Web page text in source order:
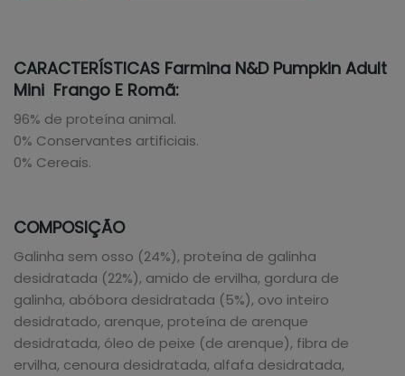
CARACTERÍSTICAS Farmina N&D Pumpkin Adult
Mini Frango E Romã:
96% de proteína animal.
0% Conservantes artificiais.
0% Cereais.
COMPOSIÇÃO
Galinha sem osso (24%), proteína de galinha
desidratada (22%), amido de ervilha, gordura de
galinha, abóbora desidratada (5%), ovo inteiro
desidratado, arenque, proteína de arenque
desidratada, óleo de peixe (de arenque), fibra de
ervilha, cenoura desidratada, alfafa desidratada,